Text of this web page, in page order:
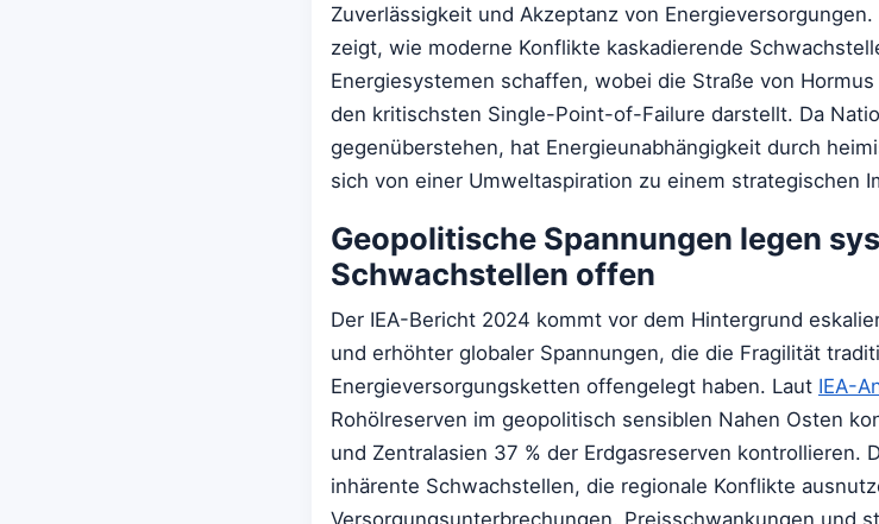
Zuverlässigkeit und Akzeptanz von Energieversorgungen.
zeigt, wie moderne Konflikte kaskadierende
Energiesystemen schaffen, wobei die Straße von
den kritischsten Single-Point-of-Failure darstellt. Da
gegenüberstehen, hat Energieunabhängigkeit durch
sich von einer Umweltaspiration zu einem strategischen
Geopolitische Spannungen legen
Schwachstellen offen
Der IEA-Bericht 2024 kommt vor dem Hintergrund
und erhöhter globaler Spannungen, die die Fragilität
Energieversorgungsketten offengelegt haben. Laut IEA-
Rohölreserven im geopolitisch sensiblen Nahen Osten
und Zentralasien 37 % der Erdgasreserven kontrollieren.
inhärente Schwachstellen, die regionale Konflikte
Versorgungsunterbrechungen, Preisschwankungen und